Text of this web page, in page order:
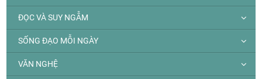
ĐỌC VÀ SUY NGẪM
SỐNG ĐẠO MỖI NGÀY
VĂN NGHỆ